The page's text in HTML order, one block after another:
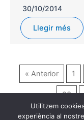
30/10/2014
Llegir més
« Anterior 1
23
Utilitzem
experiència al